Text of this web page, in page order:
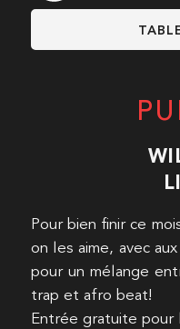
Pour bien finir ce
on les aime, avec
pour un mélange
trap et afro beat!
Entrée gratuite pour